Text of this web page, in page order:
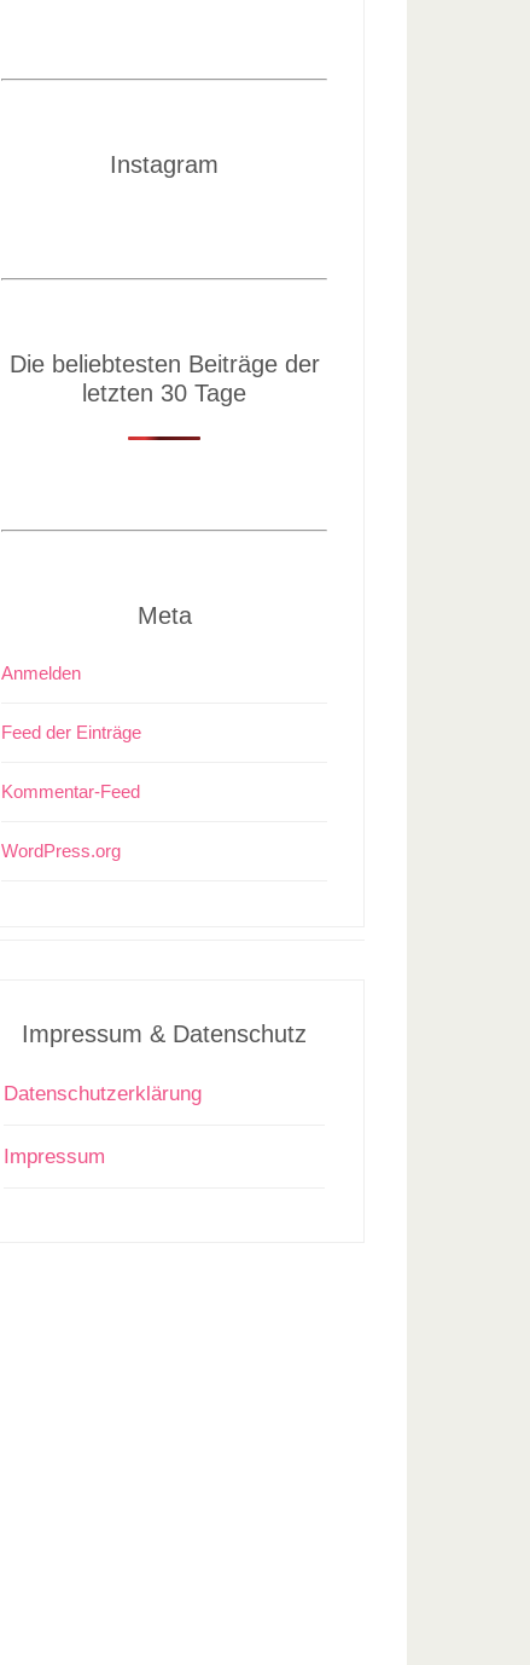
Instagram
Die beliebtesten Beiträge der
letzten 30 Tage
Meta
Anmelden
Feed der Einträge
Kommentar-Feed
WordPress.org
Impressum & Datenschutz
Datenschutzerklärung
Impressum